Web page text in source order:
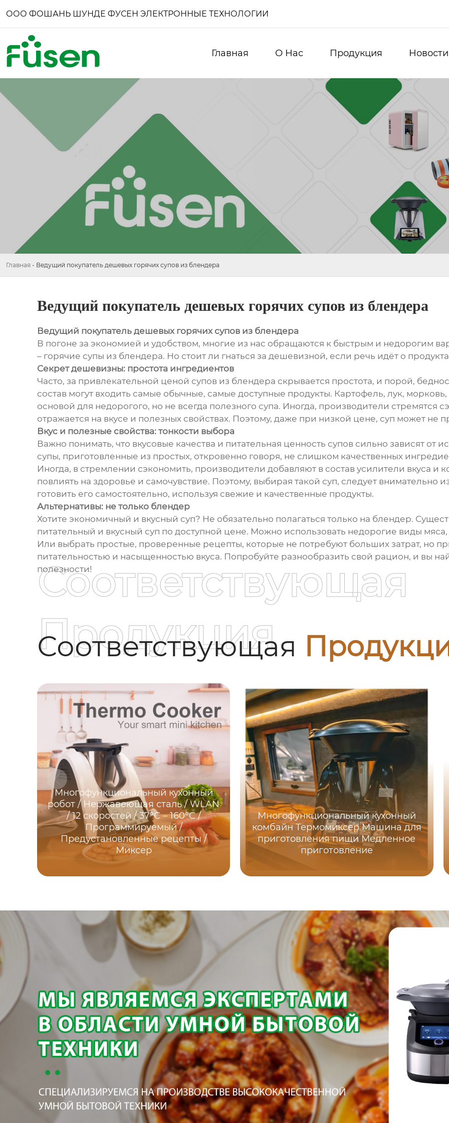
ООО ФОШАНЬ ШУНДЕ ФУСЕН ЭЛЕКТРОННЫЕ ТЕХНОЛОГИИ
Главная О Нас Продукция Новости
Главная - Ведущий покупатель дешевых горячих супов из блендера
Ведущий покупатель дешевых горячих супов из блендера
Ведущий покупатель дешевых горячих супов из блендера
В погоне за экономией и удобством, многие из нас обращаются к быстрым и недорогим
– горячие супы из блендера. Но стоит ли гнаться за дешевизной, если речь идёт о
Секрет дешевизны: простота ингредиентов
Часто, за привлекательной ценой супов из блендера скрывается простота, и порой,
состав могут входить самые обычные, самые доступные продукты. Картофель, лук,
основой для недорогого, но не всегда полезного супа. Иногда, производители стремятся
отражается на вкусе и полезных свойствах. Поэтому, даже при низкой цене, суп может
Вкус и полезные свойства: тонкости выбора
Важно понимать, что вкусовые качества и питательная ценность супов сильно зависят от
супы, приготовленные из простых, откровенно говоря, не слишком качественных
Иногда, в стремлении сэкономить, производители добавляют в состав усилители вкуса и
повлиять на здоровье и самочувствие. Поэтому, выбирая такой суп, следует внимательно
готовить его самостоятельно, используя свежие и качественные продукты.
Альтернативы: не только блендер
Хотите экономичный и вкусный суп? Не обязательно полагаться только на блендер.
питательный и вкусный суп по доступной цене. Можно использовать недорогие виды
Или выбрать простые, проверенные рецепты, которые не потребуют больших затрат, но
питательностью и насыщенностью вкуса. Попробуйте разнообразить свой рацион, и вы
полезности!
Соответствующая
Соответствующая
Продукция
Многофункциональный кухонный
робот / Нержавеющая сталь / WLAN
/ 12 скоростей / 37°C – 160°C /
Программируемый /
Предустановленные рецепты /
Миксер
Многофункциональный кухонный
комбайн Термомиксер Машина для
приготовления пищи Медленное
приготовление